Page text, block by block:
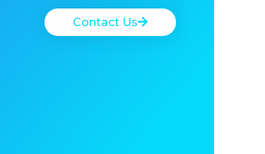
Contact Us